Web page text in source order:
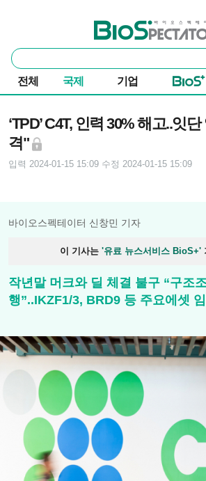
바이오스펙테이터
통
합
검
색
전체 국제 기업
‘TPD’ C4T, 인력 30% 해고..잇
격"
입력 2024-01-15 15:09 수정 2024-01-15 15:09
바이오스펙테이터 신창민 기자
이 기사는 '유료 뉴스서비스 BioS+'
작년말 머크와 딜 체결 불구 “구조
행”..IKZF1/3, BRD9 등 주요에셋